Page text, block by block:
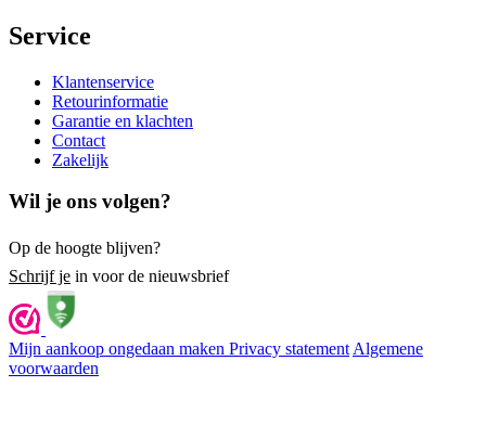
Service
Klantenservice
Retourinformatie
Garantie en klachten
Contact
Zakelijk
Wil je ons volgen?
Op de hoogte blijven?
Schrijf je in voor de nieuwsbrief
Mijn aankoop ongedaan maken Privacy statement Algemene
voorwaarden